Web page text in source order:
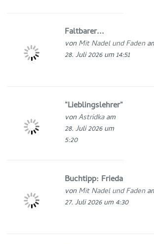
Faltbarer...
vonMit Nadel und Faden
28. Juli 2026 um 14:51
"Lieblingslehrer"
vonAstridkaam
28. Juli 2026 um
5:20
Buchtipp: Frieda
vonMit Nadel und Faden
27. Juli 2026 um 4:30